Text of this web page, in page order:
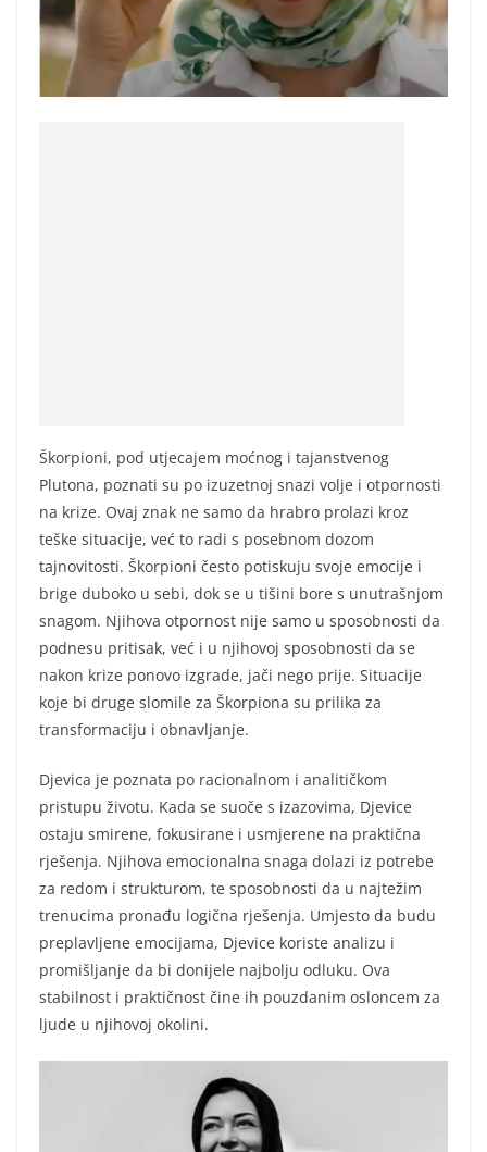
Škorpioni, pod utjecajem moćnog i tajanstvenog
Plutona, poznati su po izuzetnoj snazi volje i otpornosti
na krize. Ovaj znak ne samo da hrabro prolazi kroz
teške situacije, već to radi s posebnom dozom
tajnovitosti. Škorpioni često potiskuju svoje emocije i
brige duboko u sebi, dok se u tišini bore s unutrašnjom
snagom. Njihova otpornost nije samo u sposobnosti da
podnesu pritisak, već i u njihovoj sposobnosti da se
nakon krize ponovo izgrade, jači nego prije. Situacije
koje bi druge slomile za Škorpiona su prilika za
transformaciju i obnavljanje.
Djevica je poznata po racionalnom i analitičkom
pristupu životu. Kada se suoče s izazovima, Djevice
ostaju smirene, fokusirane i usmjerene na praktična
rješenja. Njihova emocionalna snaga dolazi iz potrebe
za redom i strukturom, te sposobnosti da u najtežim
trenucima pronađu logična rješenja. Umjesto da budu
preplavljene emocijama, Djevice koriste analizu i
promišljanje da bi donijele najbolju odluku. Ova
stabilnost i praktičnost čine ih pouzdanim osloncem za
ljude u njihovoj okolini.